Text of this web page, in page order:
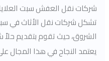
شركات نقل العفش سبت
تشكل شركات نقل الأثاث في
الشروق، حيث تقوم بتقديم حلاً
يعتمد النجاح في هذا المجال